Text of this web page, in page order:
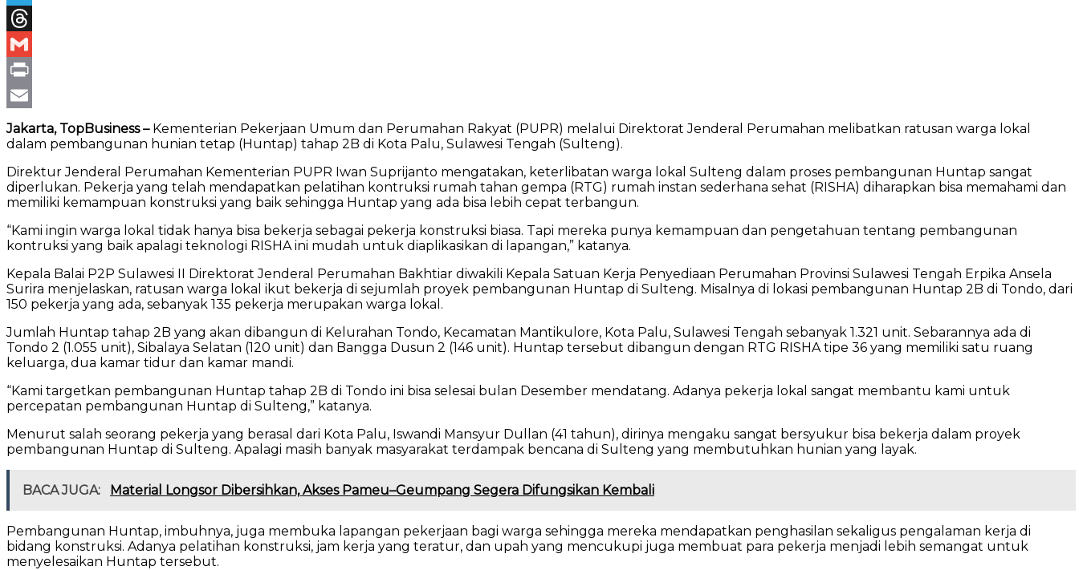
Telegram
Threads
Gmail
Print
Email
Jakarta, TopBusiness –Kementerian Pekerjaan Umum dan Perumahan Rakyat (PUPR) melalui Direktorat Jenderal Perumahan melibatkan ratusan warga lokal
dalam pembangunan hunian tetap (Huntap) tahap 2B di Kota Palu, Sulawesi Tengah (Sulteng).
Direktur Jenderal Perumahan Kementerian PUPR Iwan Suprijanto mengatakan, keterlibatan warga lokal Sulteng dalam proses pembangunan Huntap sangat
diperlukan. Pekerja yang telah mendapatkan pelatihan kontruksi rumah tahan gempa (RTG) rumah instan sederhana sehat (RISHA) diharapkan bisa memahami dan
memiliki kemampuan konstruksi yang baik sehingga Huntap yang ada bisa lebih cepat terbangun.
“Kami ingin warga lokal tidak hanya bisa bekerja sebagai pekerja konstruksi biasa. Tapi mereka punya kemampuan dan pengetahuan tentang pembangunan
kontruksi yang baik apalagi teknologi RISHA ini mudah untuk diaplikasikan di lapangan,” katanya.
Kepala Balai P2P Sulawesi II Direktorat Jenderal Perumahan Bakhtiar diwakili Kepala Satuan Kerja Penyediaan Perumahan Provinsi Sulawesi Tengah Erpika Ansela
Surira menjelaskan, ratusan warga lokal ikut bekerja di sejumlah proyek pembangunan Huntap di Sulteng. Misalnya di lokasi pembangunan Huntap 2B di Tondo, dari
150 pekerja yang ada, sebanyak 135 pekerja merupakan warga lokal.
Jumlah Huntap tahap 2B yang akan dibangun di Kelurahan Tondo, Kecamatan Mantikulore, Kota Palu, Sulawesi Tengah sebanyak 1.321 unit. Sebarannya ada di
Tondo 2 (1.055 unit), Sibalaya Selatan (120 unit) dan Bangga Dusun 2 (146 unit). Huntap tersebut dibangun dengan RTG RISHA tipe 36 yang memiliki satu ruang
keluarga, dua kamar tidur dan kamar mandi.
“Kami targetkan pembangunan Huntap tahap 2B di Tondo ini bisa selesai bulan Desember mendatang. Adanya pekerja lokal sangat membantu kami untuk
percepatan pembangunan Huntap di Sulteng,” katanya.
Menurut salah seorang pekerja yang berasal dari Kota Palu, Iswandi Mansyur Dullan (41 tahun), dirinya mengaku sangat bersyukur bisa bekerja dalam proyek
pembangunan Huntap di Sulteng. Apalagi masih banyak masyarakat terdampak bencana di Sulteng yang membutuhkan hunian yang layak.
BACA JUGA: Material Longsor Dibersihkan, Akses Pameu–Geumpang Segera Difungsikan Kembali
Pembangunan Huntap, imbuhnya, juga membuka lapangan pekerjaan bagi warga sehingga mereka mendapatkan penghasilan sekaligus pengalaman kerja di
bidang konstruksi. Adanya pelatihan konstruksi, jam kerja yang teratur, dan upah yang mencukupi juga membuat para pekerja menjadi lebih semangat untuk
menyelesaikan Huntap tersebut.